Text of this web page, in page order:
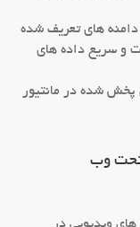
های تعریف شده
و سریع داده های
پخش شده در مانتیور
تحت وب